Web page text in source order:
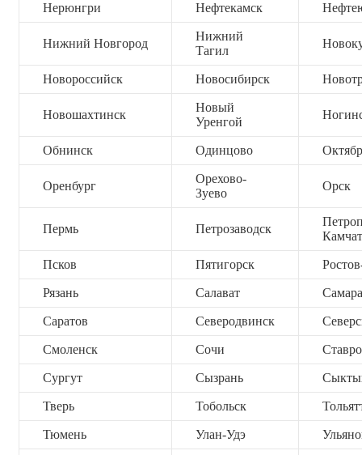
Нерюнгри Нефтекамск
Нижний Новгород
Нижний
Тагил
Новороссийск Новосибирск
Новошахтинск
Новый
Уренгой
Обнинск Одинцово
Оренбург
Орехово-
Зуево
Орск
Пермь Петрозаводск
Псков Пятигорск
Рязань Салават Самара
Саратов Северодвинск
Смоленск Сочи
Сургут Сызрань
Тверь Тобольск
Тюмень Улан-Удэ